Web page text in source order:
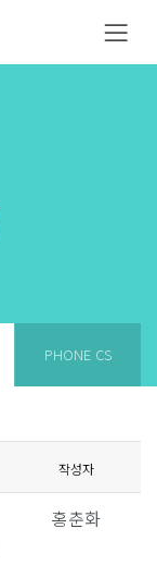
PHONE CS
작성자
홍춘화